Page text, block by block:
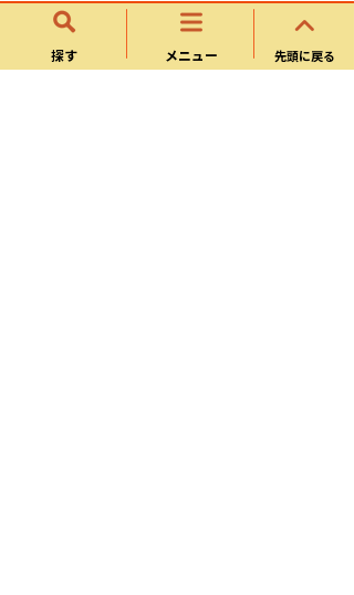
探す メニュー 先頭に戻る
地域包括ケアシステム